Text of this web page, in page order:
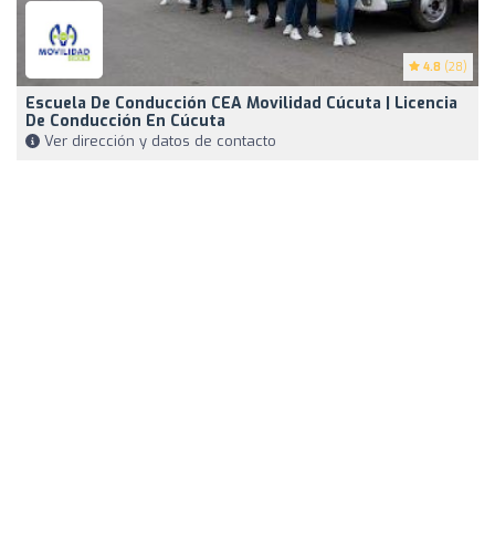
4.8 (28)
Escuela De Conducción CEA Movilidad Cúcuta | Licencia
De Conducción En Cúcuta
Ver dirección y datos de contacto